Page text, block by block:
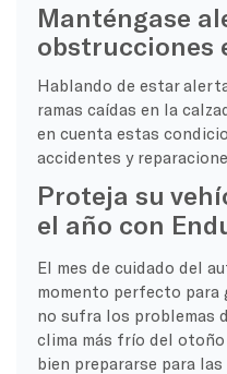
Manténgase
obstrucciones
Hablando de estar
ramas caídas en la
en cuenta estas
accidentes y
Proteja su
el año con
El mes de cuidado del
momento perfecto para
no sufra los problemas
clima más frío del otoño
bien prepararse para